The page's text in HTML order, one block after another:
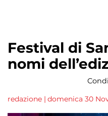
Festival di
nomi
redazione | domenica 30